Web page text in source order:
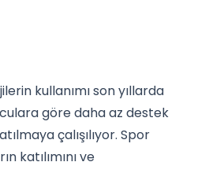
kullanımı son yıllarda
göre daha az destek
çalışılıyor. Spor
katılımını ve